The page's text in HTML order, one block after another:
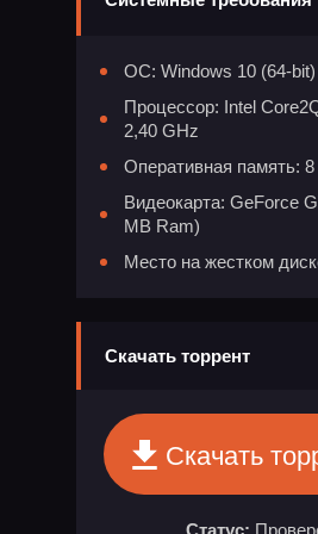
ОС: Windows 10 (64-bit)
Процессор: Intel
2,40 GHz
Оперативная память:
Видеокарта: GeForce
MB Ram)
Место на жестком
Скачать торрент
Скачать